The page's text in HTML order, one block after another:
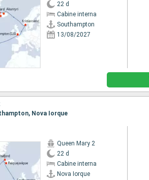
22 d
Cabine interna
Southampton
13/08/2027
Nova Iorque
Queen Mary 2
22 d
Cabine interna
Nova Iorque